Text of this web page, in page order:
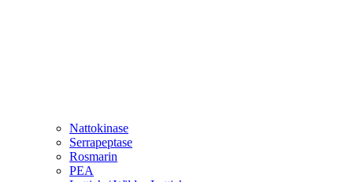
Nattokinase
Serrapeptase
Rosmarin
PEA